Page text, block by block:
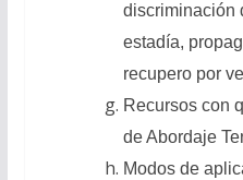
discriminación
estadía,
recupero por
Recursos con
de Abordaje
Modos de